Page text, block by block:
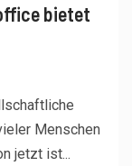
bietet
Menschen
jetzt ist...